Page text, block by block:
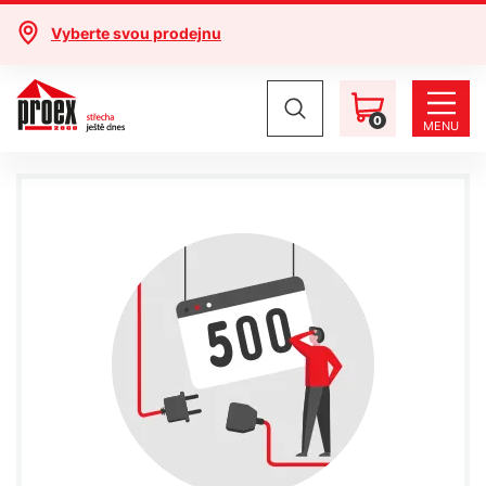
Vyberte svou prodejnu
0 MENU